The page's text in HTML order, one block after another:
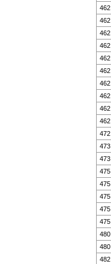
462
462
462
462
462
462
462
462
462
462
472
473
473
475
475
475
475
475
480
480
482